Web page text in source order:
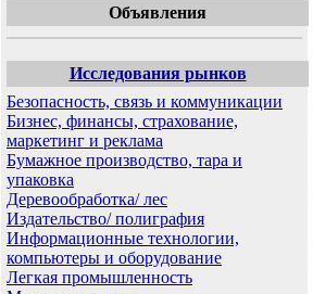
Объявления
Исследования рынков
Безопасность, связь и коммуникации
Бизнес, финансы, страхование,
маркетинг и реклама
Бумажное производство, тара и
упаковка
Деревообработка/ лес
Издательство/ полиграфия
Информационные технологии,
компьютеры и оборудование
Легкая промышленность